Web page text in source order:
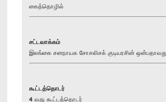
கைத்தொழில்
சட்டவாக்கம்
இலங்கை சனநாயக சோசலிசக் குடியரசின்
கூட்டத்தொடர்
4 வது கூட்டத்தொடர்